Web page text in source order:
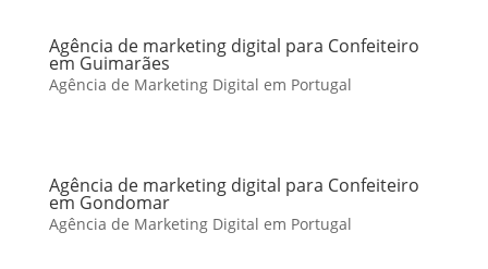
Agência de marketing digital para Confeiteiro
em Guimarães
Agência de Marketing Digital em Portugal
Agência de marketing digital para Confeiteiro
em Gondomar
Agência de Marketing Digital em Portugal